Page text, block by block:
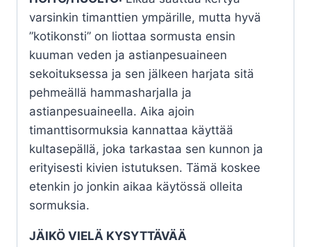
varsinkin timanttien ympärille, mutta hyvä
”kotikonsti” on liottaa sormusta ensin
kuuman veden ja astianpesuaineen
sekoituksessa ja sen jälkeen harjata sitä
pehmeällä hammasharjalla ja
astianpesuaineella. Aika ajoin
timanttisormuksia kannattaa käyttää
kultasepällä, joka tarkastaa sen kunnon ja
erityisesti kivien istutuksen. Tämä koskee
etenkin jo jonkin aikaa käytössä olleita
sormuksia.
JÄIKÖ VIELÄ KYSYTTÄVÄÄ